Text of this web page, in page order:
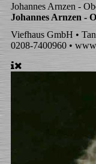
Johannes Arnzen -
Johannes Arnzen -
Viefhaus GmbH •
0208-7400960 •